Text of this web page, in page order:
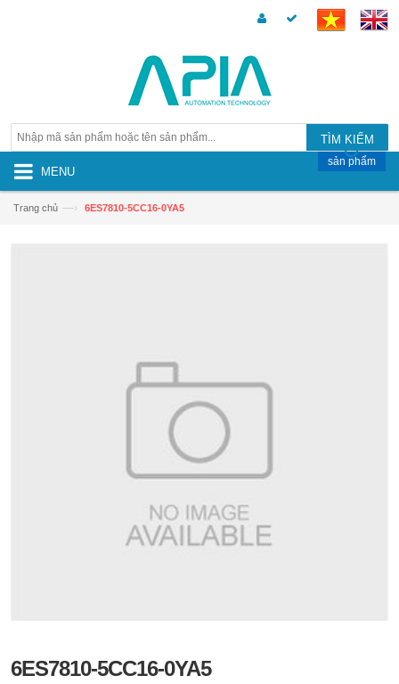
TÌM KIẾM
MENU
sản phẩm
Trang chủ —› 6ES7810-5CC16-0YA5
6ES7810-5CC16-0YA5